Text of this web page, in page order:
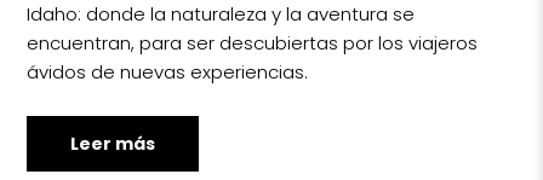
Idaho: donde la naturaleza y la aventura se
encuentran, para ser descubiertas por los viajeros
ávidos de nuevas experiencias.
Leer más